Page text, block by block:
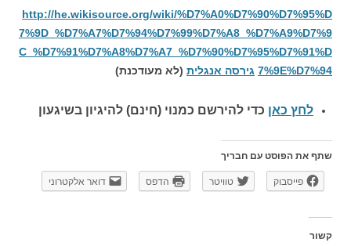
http://he.wikisource.org/wiki/%D7%A0%D7%90%D7%95%D
7%9D_%D7%A7%D7%94%D7%99%D7%A8_%D7%A9%D7%9
C_%D7%91%D7%A8%D7%A7_%D7%90%D7%95%D7%91%D
7%9E%D7%94 גירסה אנגלית (לא מעודכנת)
לחץ כאן כדי להירשם כמנוי (חינם) להיגיון בשיגעון
שתף את הפוסט עם חבריך
פייסבוק טוויטר הדפס דואר אלקטרוני
קשור